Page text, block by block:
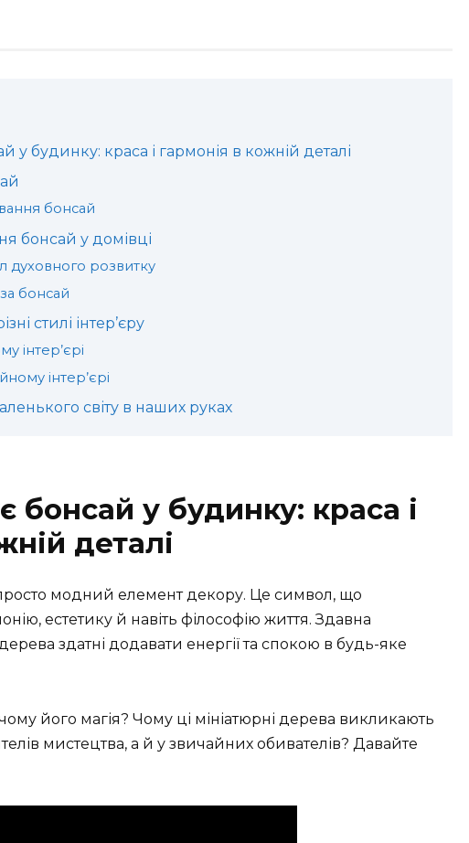
у будинку: краса і гармонія в кожній деталі
бонсай
бонсай у домівці
духовного розвитку
бонсай
стилі інтер’єру
інтер’єрі
інтер’єрі
світу в наших руках
бонсай у будинку: краса і
деталі
модний елемент декору. Це символ, що
естетику й навіть філософію життя. Здавна
здатні додавати енергії та спокою в будь-яке
його магія? Чому ці мініатюрні дерева викликають
мистецтва, а й у звичайних обивателів? Давайте